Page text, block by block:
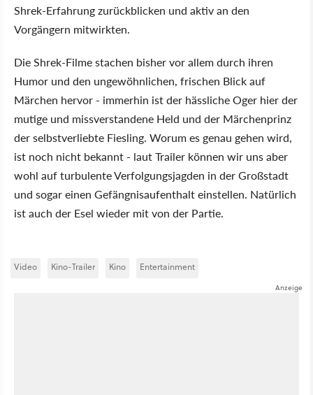
Shrek-Erfahrung zurückblicken und aktiv an den
Vorgängern mitwirkten.
Die Shrek-Filme stachen bisher vor allem durch ihren
Humor und den ungewöhnlichen, frischen Blick auf
Märchen hervor - immerhin ist der hässliche Oger hier der
mutige und missverstandene Held und der Märchenprinz
der selbstverliebte Fiesling. Worum es genau gehen wird,
ist noch nicht bekannt - laut Trailer können wir uns aber
wohl auf turbulente Verfolgungsjagden in der Großstadt
und sogar einen Gefängnisaufenthalt einstellen. Natürlich
ist auch der Esel wieder mit von der Partie.
Video Kino-Trailer Kino Entertainment